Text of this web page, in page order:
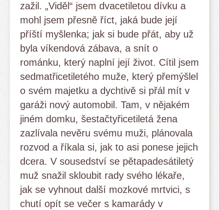
zažil. „Viděl“ jsem dvacetiletou dívku a
mohl jsem přesně říct, jaká bude její
příští myšlenka; jak si bude přát, aby už
byla víkendová zábava, a snít o
románku, který naplní její život. Cítil jsem
sedmatřicetiletého muže, který přemýšlel
o svém majetku a dychtivě si přál mít v
garáži nový automobil. Tam, v nějakém
jiném domku, šestačtyřicetiletá žena
zazlívala nevěru svému muži, plánovala
rozvod a říkala si, jak to asi ponese jejich
dcera. V sousedství se pětapadesátiletý
muž snažil skloubit rady svého lékaře,
jak se vyhnout další mozkové mrtvici, s
chutí opít se večer s kamarády v